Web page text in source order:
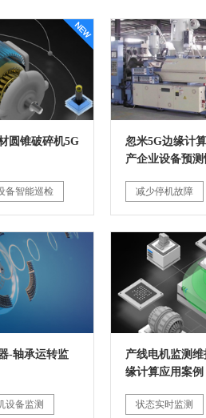
圆锥破碎机5G
备智能巡检
忽米5G边缘计
产企业设备预
减少停机故障
-轴承运转监
设备监测
产线电机监测
缘计算应用案例
状态实时监测